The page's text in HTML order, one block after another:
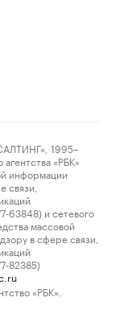
1995–
«РБК»
информации
связи,
63848) и сетевого
массовой
в сфере связи,
82385)
«РБК».